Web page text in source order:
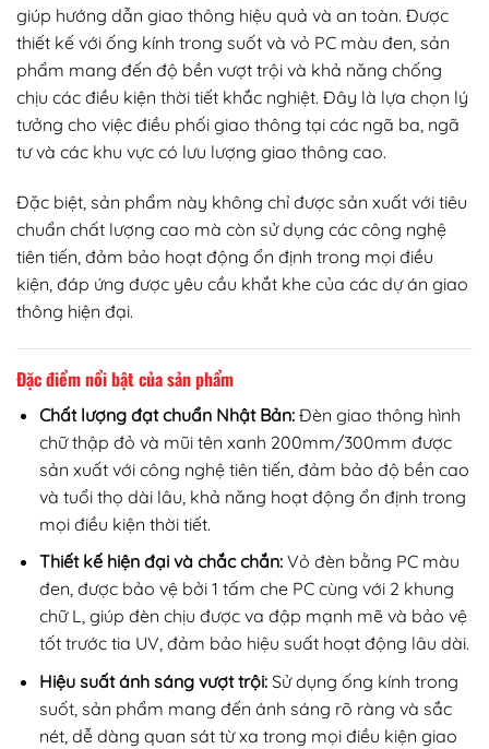
giúp hướng dẫn giao thông hiệu quả và an toàn. Được
thiết kế với ống kính trong suốt và vỏ PC màu đen, sản
phẩm mang đến độ bền vượt trội và khả năng chống
chịu các điều kiện thời tiết khắc nghiệt. Đây là lựa chọn lý
tưởng cho việc điều phối giao thông tại các ngã ba, ngã
tư và các khu vực có lưu lượng giao thông cao.
Đặc biệt, sản phẩm này không chỉ được sản xuất với tiêu
chuẩn chất lượng cao mà còn sử dụng các công nghệ
tiên tiến, đảm bảo hoạt động ổn định trong mọi điều
kiện, đáp ứng được yêu cầu khắt khe của các dự án giao
thông hiện đại.
Đặc điểm nổi bật của sản phẩm
Chất lượng đạt chuẩn Nhật Bản:Đèn giao thông hình
chữ thập đỏ và mũi tên xanh 200mm/300mm được
sản xuất với công nghệ tiên tiến, đảm bảo độ bền cao
và tuổi thọ dài lâu, khả năng hoạt động ổn định trong
mọi điều kiện thời tiết.
Thiết kế hiện đại và chắc chắn:Vỏ đèn bằng PC màu
đen, được bảo vệ bởi 1 tấm che PC cùng với 2 khung
chữ L, giúp đèn chịu được va đập mạnh mẽ và bảo vệ
tốt trước tia UV, đảm bảo hiệu suất hoạt động lâu dài.
Hiệu suất ánh sáng vượt trội:Sử dụng ống kính trong
suốt, sản phẩm mang đến ánh sáng rõ ràng và sắc
nét, dễ dàng quan sát từ xa trong mọi điều kiện giao